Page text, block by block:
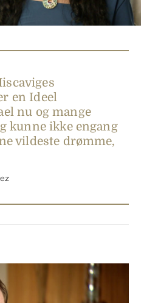
en Ideel
nu og mange
kunne ikke engang
vildeste drømme,